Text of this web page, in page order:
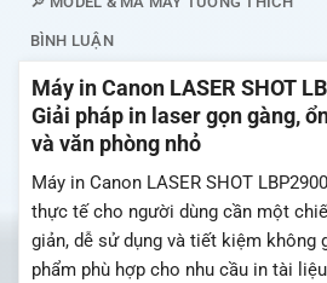
BÌNH LUẬN
Máy in Canon LASER SHOT
Giải pháp in laser gọn gàng,
và văn phòng nhỏ
Máy in Canon LASER SHOT
thực tế cho người dùng cần một
giản, dễ sử dụng và tiết kiệm không
phẩm phù hợp cho nhu cầu in tài